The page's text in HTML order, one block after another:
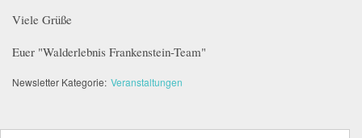
Viele Grüße
Euer "Walderlebnis Frankenstein-Team"
Newsletter Kategorie: Veranstaltungen